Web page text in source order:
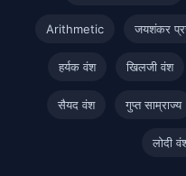
Arithmetic जयशंकर
हर्यक वंश खिलजी वंश
सैयद वंश गुप्त साम्राज्य
लोदी